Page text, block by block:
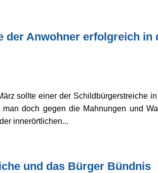
der Anwohner erfolgreich in
sollte einer der Schildbürgerstreiche
doch gegen die Mahnungen und
innerörtlichen...
und das Bürger Bündnis